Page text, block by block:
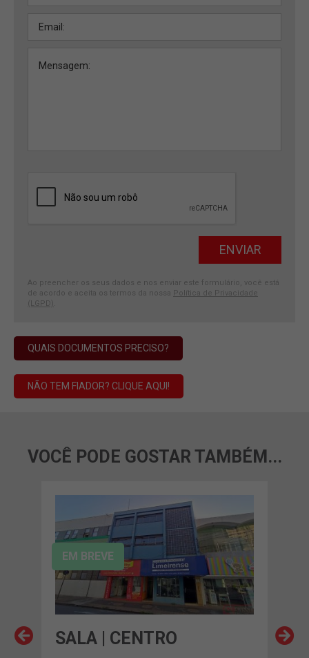
Ao preencher os seus dados e nos enviar este formulário, você está
de acordo e aceita os termos da nossa Política de Privacidade
(LGPD)
QUAIS DOCUMENTOS PRECISO?
NÃO TEM FIADOR? CLIQUE AQUI!
VOCÊ PODE GOSTAR TAMBÉM...
EM BREVE
SALA | CENTRO